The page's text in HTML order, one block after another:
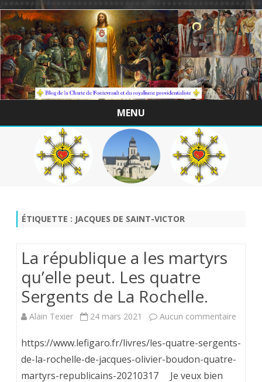
/
MENU
Skip
to
content
ÉTIQUETTE : JACQUES DE SAINT-VICTOR
La république a les martyrs
qu’elle peut. Les quatre
Sergents de La Rochelle.
Alain Texier 24 mars 2021 Aucun commentaire
https://www.lefigaro.fr/livres/les-quatre-sergents-
de-la-rochelle-de-jacques-olivier-boudon-quatre-
martyrs-republicains-20210317 Je veux bien